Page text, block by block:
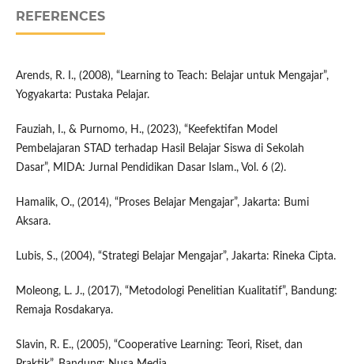
REFERENCES
Arends, R. I., (2008), “Learning to Teach: Belajar untuk Mengajar”,
Yogyakarta: Pustaka Pelajar.
Fauziah, I., & Purnomo, H., (2023), “Keefektifan Model
Pembelajaran STAD terhadap Hasil Belajar Siswa di Sekolah
Dasar”, MIDA: Jurnal Pendidikan Dasar Islam., Vol. 6 (2).
Hamalik, O., (2014), “Proses Belajar Mengajar”, Jakarta: Bumi
Aksara.
Lubis, S., (2004), “Strategi Belajar Mengajar”, Jakarta: Rineka Cipta.
Moleong, L. J., (2017), “Metodologi Penelitian Kualitatif”, Bandung:
Remaja Rosdakarya.
Slavin, R. E., (2005), “Cooperative Learning: Teori, Riset, dan